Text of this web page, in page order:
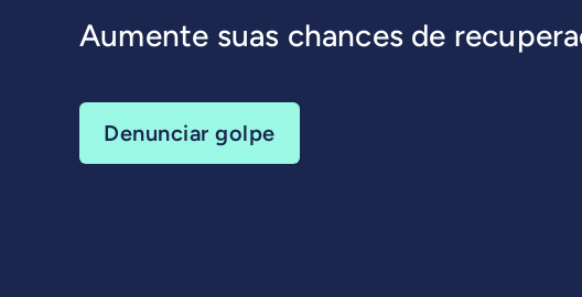
Aumente suas chances de
Denunciar golpe